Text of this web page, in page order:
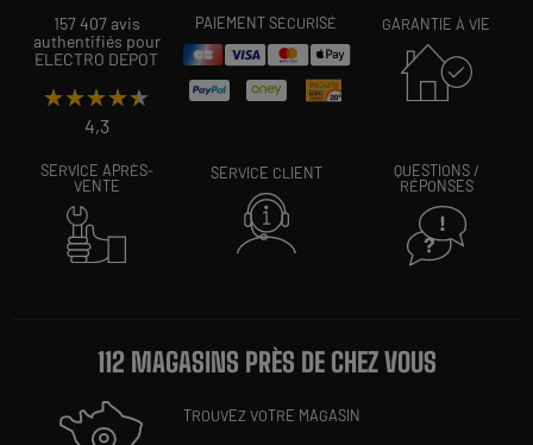
157 407 avis
authentifiés pour
ELECTRO DEPOT
★★★★★
★★★★★
4,3
PAIEMENT SÉCURISÉ GARANTIE À VIE
SERVICE APRÈS-
VENTE
SERVICE CLIENT
QUESTIONS /
RÉPONSES
112 MAGASINS PRÈS DE CHEZ VOUS
TROUVEZ VOTRE MAGASIN